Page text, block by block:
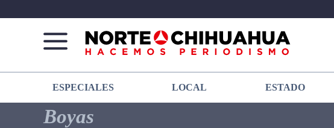
Norte
De
Chihuahua
Más
que
noticias,
hacemos periodismo
ESPECIALES LOCAL ESTADO
Boyas